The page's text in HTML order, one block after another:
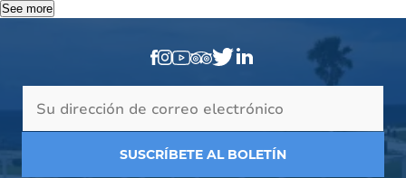
See more
SUSCRÍBETE AL BOLETÍN